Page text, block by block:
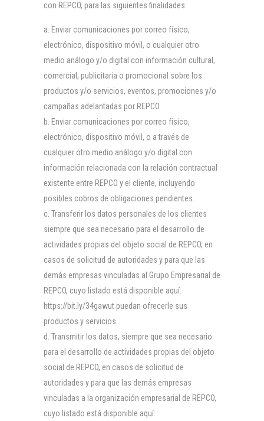
con REPCO, para las siguientes finalidades:
Enviar comunicaciones por correo físico,
electrónico, dispositivo móvil, o cualquier otro
medio análogo y/o digital con información cultural,
comercial, publicitaria o promocional sobre los
productos y/o servicios, eventos, promociones y/o
campañas adelantadas por REPCO.
Enviar comunicaciones por correo físico,
electrónico, dispositivo móvil, o a través de
cualquier otro medio análogo y/o digital con
información relacionada con la relación contractual
existente entre REPCO y el cliente, incluyendo
posibles cobros de obligaciones pendientes.
Transferir los datos personales de los clientes
siempre que sea necesario para el desarrollo de
actividades propias del objeto social de REPCO, en
casos de solicitud de autoridades y para que las
demás empresas vinculadas al Grupo Empresarial de
REPCO, cuyo listado está disponible aquí:
https://bit.ly/34gawut puedan ofrecerle sus
productos y servicios.
Transmitir los datos, siempre que sea necesario
para el desarrollo de actividades propias del objeto
social de REPCO, en casos de solicitud de
autoridades y para que las demás empresas
vinculadas a la organización empresarial de REPCO,
cuyo listado está disponible aquí: